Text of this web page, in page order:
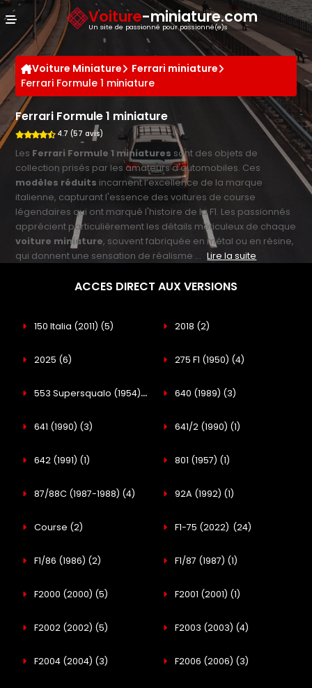
Voiture-miniature.com
Un site de passionné pour passionné(e)s
Voiture Miniature
Ferrari miniature
Ferrari Formule 1 miniature
Ferrari Formule 1 miniature
4.7 (57 avis)
Les Ferrari Formule 1 miniatures sont des objets de
collection prisés par les amateurs d'automobiles. Ces
modèles réduits incarnent l’excellence de la marque
italienne, capturant l'essence des voitures de course
légendaires qui ont marqué l'histoire de la F1. Les passionnés
apprécient particulièrement les détails méticuleux de chaque
voiture miniature, souvent fabriquée en métal ou en résine,
qui donnent une sensation de réalisme ... Lire la suite
ACCES DIRECT AUX VERSIONS
150 Italia (2011) (5) 2018 (2)
2025 (6) 275 F1 (1950) (4)
553 Supersqualo (1954) (2) 640 (1989) (3)
641 (1990) (3) 641/2 (1990) (1)
642 (1991) (1) 801 (1957) (1)
87/88C (1987-1988) (4) 92A (1992) (1)
Course (2) F1-75 (2022) (24)
F1/86 (1986) (2) F1/87 (1987) (1)
F2000 (2000) (5) F2001 (2001) (1)
F2002 (2002) (5) F2003 (2003) (4)
F2004 (2004) (3) F2006 (2006) (3)
Panneau de gestion des cookies